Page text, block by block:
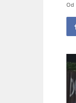
Od